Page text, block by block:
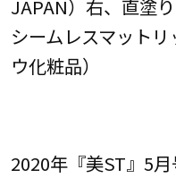
JAPAN）右、直塗
シームレスマット
ウ化粧品）
2020年『美ST』5